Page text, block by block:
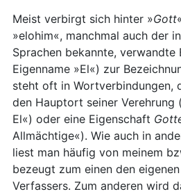
Meist verbirgt sich hinter »Gott
»elohim«, manchmal auch der
Sprachen bekannte, verwandte
Eigenname »El«) zur
steht oft in Wortverbindungen,
den Hauptort seiner Verehrung
El«) oder eine Eigenschaft
Allmächtige«). Wie auch in
liest man häufig von meinem
bezeugt zum einen den
Verfassers. Zum anderen wird